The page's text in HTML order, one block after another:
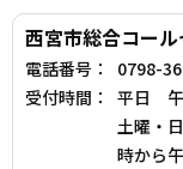
西宮市総合コー
電話番号：
0798-
受付時間：
平日 午
土曜・
時から